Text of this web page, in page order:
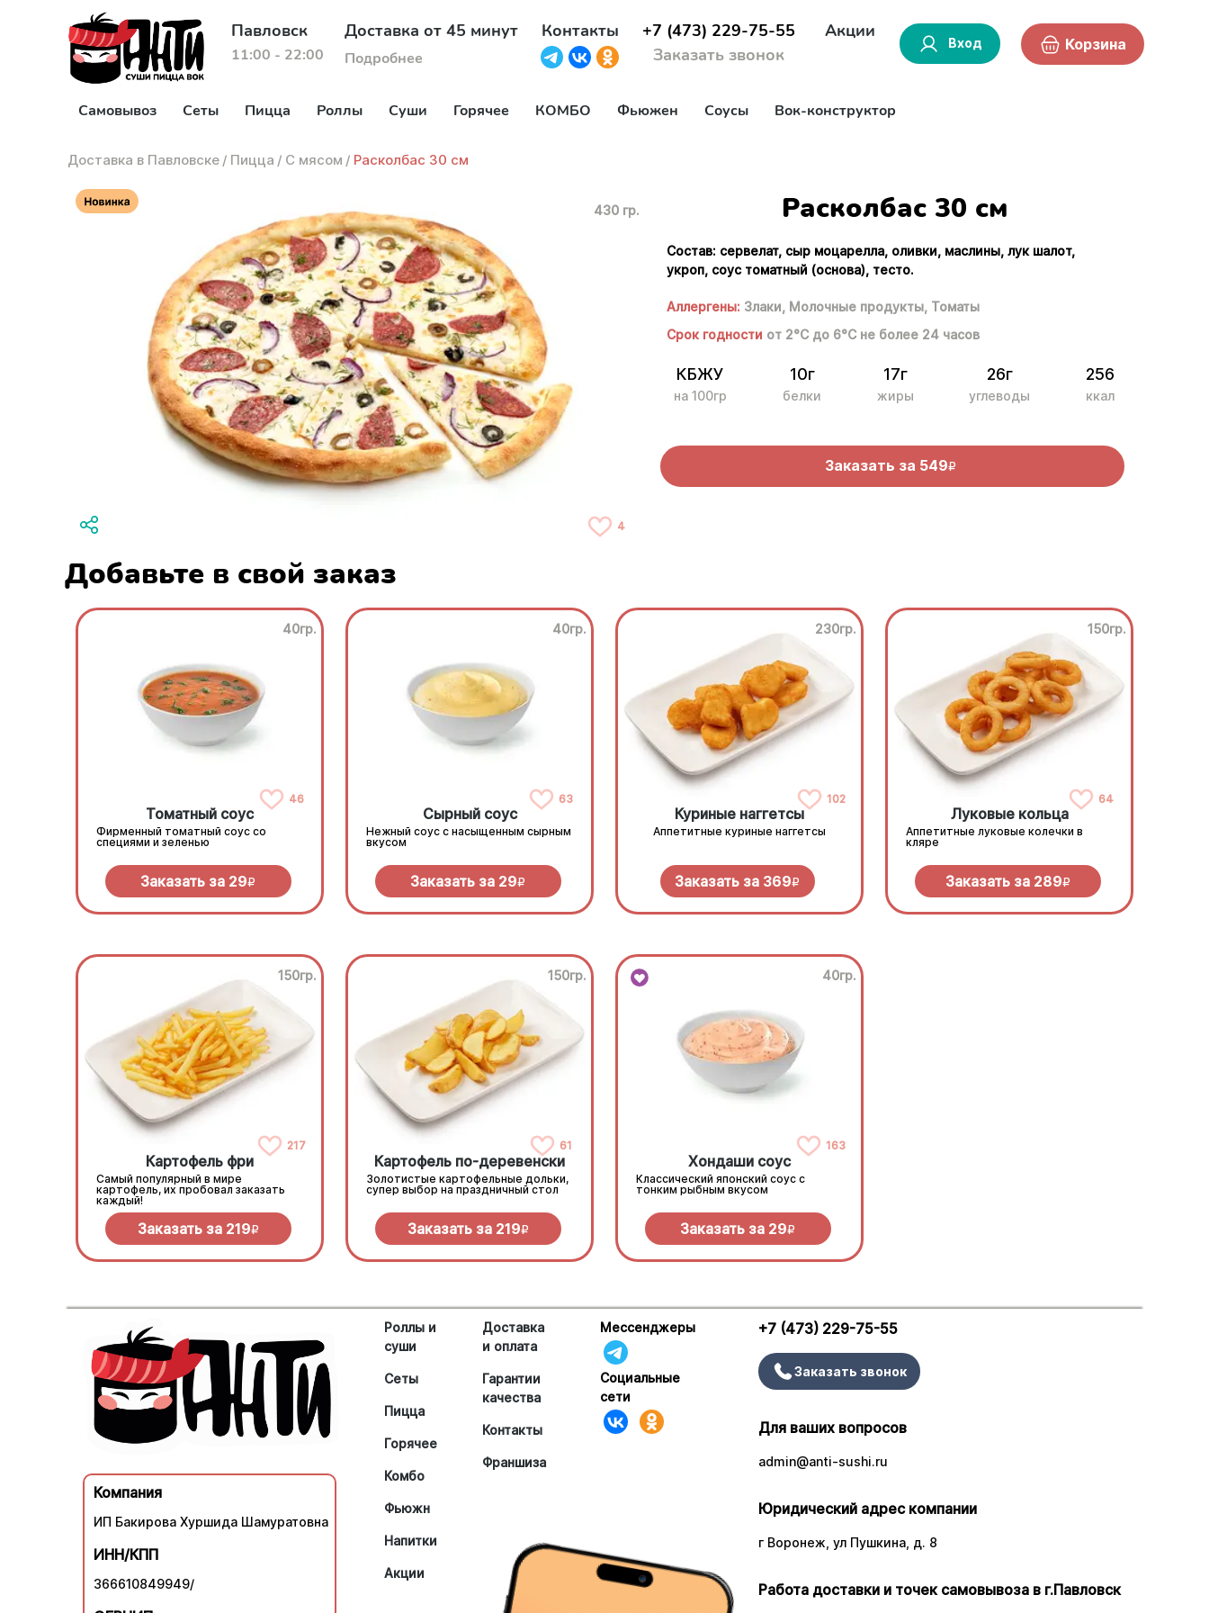
Павловск
11:00 - 22:00
Доставка от 45 минут
Подробнее
Контакты
+7 (473) 229-75-55
Заказать звонок
Акции
Вход Корзина
Самовывоз Сеты Пицца Роллы Суши Горячее КОМБО Фьюжен Соусы Вок-конструктор
Доставка в Павловске / Пицца / С мясом / Расколбас 30 см
430 гр.
4
Расколбас 30 см
Состав: сервелат, сыр моцарелла, оливки, маслины, лук шалот,
укроп, соус томатный (основа), тесто.
Аллергены: Злаки, Молочные продукты, Томаты
Срок годности от 2°С до 6°С не более 24 часов
КБЖУ
на 100гр
10г
белки
17г
жиры
26г
углеводы
256
ккал
Заказать за 549R
Добавьте в свой заказ
40гр.
46
Томатный соус
Фирменный томатный соус со
специями и зеленью
Заказать за 29R
40гр.
63
Сырный соус
Нежный соус с насыщенным сырным
вкусом
Заказать за 29R
230гр.
102
Куриные наггетсы
Аппетитные куриные наггетсы
Заказать за 369R
150гр.
64
Луковые кольца
Аппетитные луковые колечки в
кляре
Заказать за 289R
150гр.
217
Картофель фри
Самый популярный в мире
картофель, их пробовал заказать
каждый!
Заказать за 219R
150гр.
61
Картофель по-деревенски
Золотистые картофельные дольки,
супер выбор на праздничный стол
Заказать за 219R
40гр.
163
Хондаши соус
Классический японский соус с
тонким рыбным вкусом
Заказать за 29R
Компания
ИП Бакирова Хуршида Шамуратовна
ИНН/КПП
366610849949/
Роллы и
суши
Сеты
Пицца
Горячее
Комбо
Фьюжн
Напитки
Акции
Доставка
и оплата
Гарантии
качества
Контакты
Франшиза
Мессенджеры
Социальные
сети
+7 (473) 229-75-55
Заказать звонок
Для ваших вопросов
admin@anti-sushi.ru
Юридический адрес компании
г Воронеж, ул Пушкина, д. 8
Работа доставки и точек самовывоза в г.Павловск